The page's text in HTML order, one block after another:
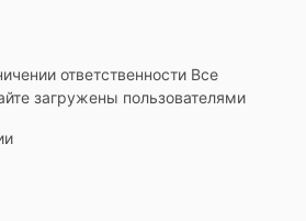
ответственности Все
загружены пользователями